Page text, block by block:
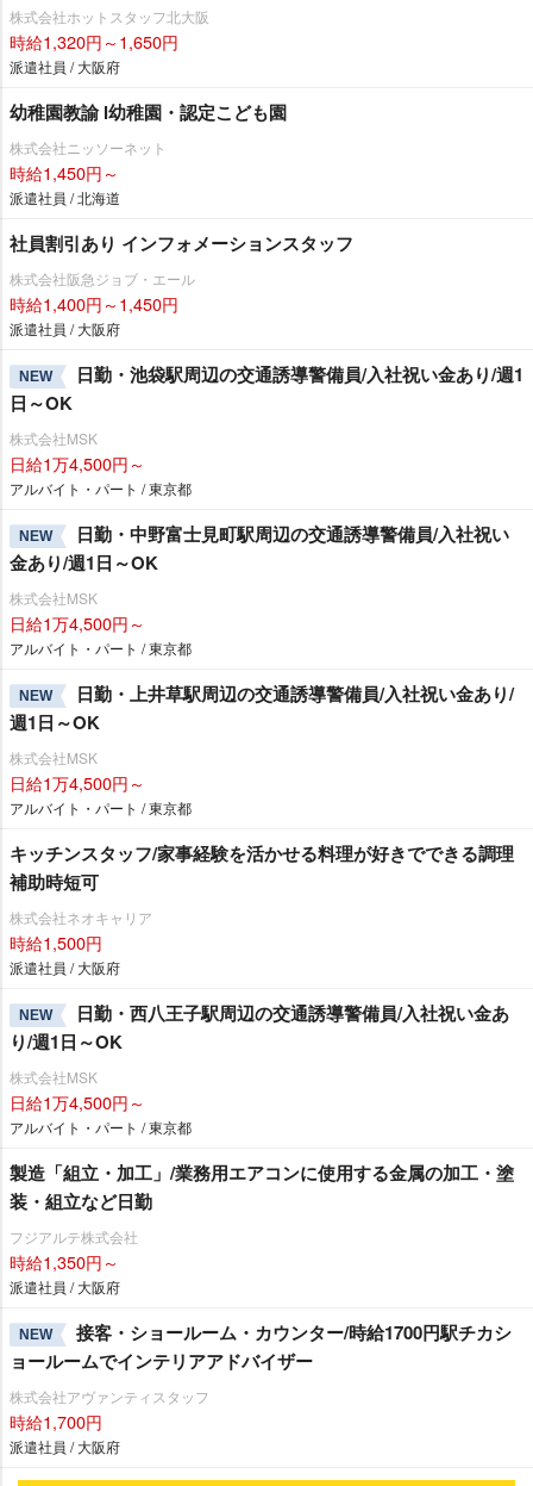
株式会社ホットスタッフ北大阪
時給1,320円～1,650円
派遣社員 / 大阪府
幼稚園教諭 l幼稚園・認定こども園
株式会社ニッソーネット
時給1,450円～
派遣社員 / 北海道
社員割引あり インフォメーションスタッフ
株式会社阪急ジョブ・エール
時給1,400円～1,450円
派遣社員 / 大阪府
NEW
日勤・池袋駅周辺の交通誘導警備員/入社祝い金あり/週1
日～OK
株式会社MSK
日給1万4,500円～
アルバイト・パート / 東京都
NEW
日勤・中野富士見町駅周辺の交通誘導警備員/入社祝い
金あり/週1日～OK
株式会社MSK
日給1万4,500円～
アルバイト・パート / 東京都
NEW
日勤・上井草駅周辺の交通誘導警備員/入社祝い金あり/
週1日～OK
株式会社MSK
日給1万4,500円～
アルバイト・パート / 東京都
キッチンスタッフ/家事経験を活かせる料理が好きでできる調理
補助時短可
株式会社ネオキャリア
時給1,500円
派遣社員 / 大阪府
NEW
日勤・西八王子駅周辺の交通誘導警備員/入社祝い金あ
り/週1日～OK
株式会社MSK
日給1万4,500円～
アルバイト・パート / 東京都
製造「組立・加工」/業務用エアコンに使用する金属の加工・塗
装・組立など日勤
フジアルテ株式会社
時給1,350円～
派遣社員 / 大阪府
NEW
接客・ショールーム・カウンター/時給1700円駅チカシ
ョールームでインテリアアドバイザー
株式会社アヴァンティスタッフ
時給1,700円
派遣社員 / 大阪府